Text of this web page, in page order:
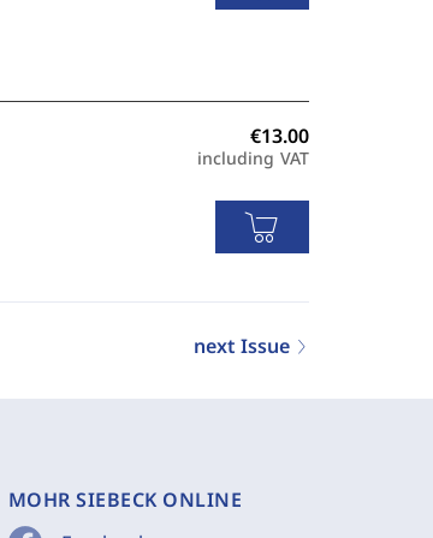
including VAT
next Issue
MOHR SIEBECK ONLINE